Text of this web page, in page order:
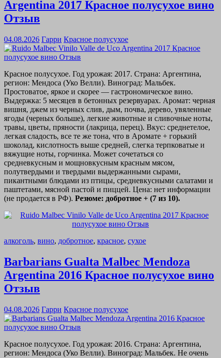
Argentina 2017 Красное полусухое вино
Отзыв
04.08.2026 Гарри Красное полусухое
Красное полусухое. Год урожая: 2017. Страна: Аргентина,
регион: Мендоса (Уко Велли). Виноград: Мальбек.
Простоватое, яркое и скорее — гастрономическое вино.
Выдержка: 5 месяцев в бетонных резервуарах. Аромат: черная
вишня, джем из черных слив, дым, почва, дерево, увяленные
ягоды (черных больше), легкие животные и сливочные ноты,
травы, цветы, пряности (лакрица, перец). Вкус: среднетелое,
легкая сладость, все те же тона, что в Аромате + горький
шоколад, кислотность выше средней, слегка терпковатые и
вяжущие ноты, горчинка. Может сочетаться со
средневкусным и мощновкусным красным мясом,
полутвердыми и твердыми выдержанными сырами,
пикантными блюдами из птицы, средневкусными салатами и
паштетами, мясной пастой и пиццей. Цена: нет информации
(не продается в РФ). Резюме: добротное + (7 из 10).
алкоголь, вино, добротное, красное, сухое
Barbarians Gualta Malbec Mendoza
Argentina 2016 Красное полусухое вино
Отзыв
04.08.2026 Гарри Красное полусухое
Красное полусухое. Год урожая: 2016. Страна: Аргентина,
регион: Мендоса (Уко Велли). Виноград: Мальбек. Не очень